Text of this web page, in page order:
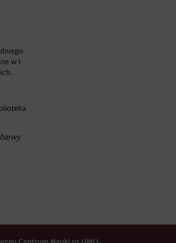
w I